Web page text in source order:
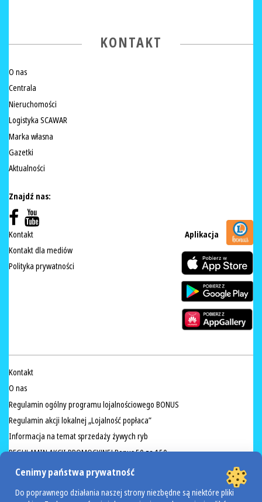
KONTAKT
O nas
Centrala
Nieruchomości
Logistyka SCAWAR
Marka własna
Gazetki
Aktualności
Znajdź nas:
Kontakt
Kontakt dla mediów
Polityka prywatności
Aplikacja
Kontakt
O nas
Regulamin ogólny programu lojalnościowego BONUS
Regulamin akcji lokalnej „Lojalność popłaca”
Informacja na temat sprzedaży żywych ryb
REGULAMIN AKCJI PROMOCYJNEJ Bonus 50 za 150
Przeciwdziałanie marnowaniu żywności
Cenimy państwa prywatność
Do poprawnego działania naszej strony niezbędne są niektóre pliki